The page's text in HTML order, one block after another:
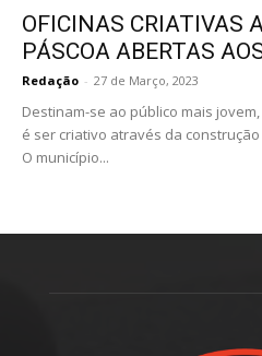
OFICINAS CRIATIVAS
PÁSCOA ABERTAS
Redação - 27 de Março, 2023
Destinam-se ao público mais
é ser criativo através da
O município...